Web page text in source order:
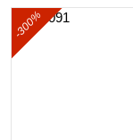
-300%